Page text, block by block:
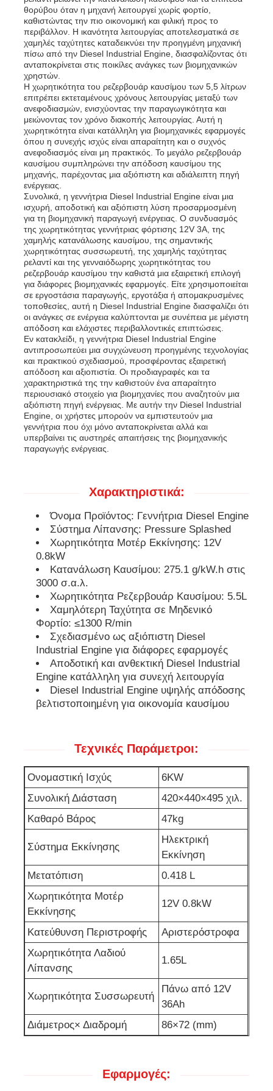
σετ γεννητριών ντίζελ
σύνολο γεννήτριας βενζίνης
Σετ Γεννήτριας Inverter
Φορητό σύνολο γεννήτριας
Σετ βιομηχανικής γεννήτριας
Σετ ψηφιακής γεννήτριας
Δημιουργός ανοιχτού πλαισίου
soundproof σύνολο γεννητριών
γεννήτρια εγχώριας χρήσης
Σύνολο γεννητριών θόλων
Γεννήτρια χαμηλού θορύβου
Συντήρηση Γεννητριών
Σετ γεννήτριας συγκόλλησης
μηχανή diesel γεννητριών
αντλία αποχέτευσης
θορύβου όταν η μηχανή λειτουργεί χωρίς φορτίο,
καθιστώντας την πιο οικονομική και φιλική προς το
περιβάλλον. Η ικανότητα λειτουργίας αποτελεσματικά σε
χαμηλές ταχύτητες καταδεικνύει την προηγμένη μηχανική
πίσω από την Diesel Industrial Engine, διασφαλίζοντας ότι
ανταποκρίνεται στις ποικίλες ανάγκες των βιομηχανικών
χρηστών.
Η χωρητικότητα του ρεζερβουάρ καυσίμου των 5,5 λίτρων
επιτρέπει εκτεταμένους χρόνους λειτουργίας μεταξύ των
ανεφοδιασμών, ενισχύοντας την παραγωγικότητα και
μειώνοντας τον χρόνο διακοπής λειτουργίας. Αυτή η
χωρητικότητα είναι κατάλληλη για βιομηχανικές εφαρμογές
όπου η συνεχής ισχύς είναι απαραίτητη και ο συχνός
ανεφοδιασμός είναι μη πρακτικός. Το μεγάλο ρεζερβουάρ
καυσίμου συμπληρώνει την απόδοση καυσίμου της
μηχανής, παρέχοντας μια αξιόπιστη και αδιάλειπτη πηγή
ενέργειας.
Συνολικά, η γεννήτρια Diesel Industrial Engine είναι μια
ισχυρή, αποδοτική και αξιόπιστη λύση προσαρμοσμένη
για τη βιομηχανική παραγωγή ενέργειας. Ο συνδυασμός
της χωρητικότητας γεννήτριας φόρτισης 12V 3A, της
χαμηλής κατανάλωσης καυσίμου, της σημαντικής
χωρητικότητας συσσωρευτή, της χαμηλής ταχύτητας
ρελαντί και της γενναιόδωρης χωρητικότητας του
ρεζερβουάρ καυσίμου την καθιστά μια εξαιρετική επιλογή
για διάφορες βιομηχανικές εφαρμογές. Είτε χρησιμοποιείται
σε εργοστάσια παραγωγής, εργοτάξια ή απομακρυσμένες
τοποθεσίες, αυτή η Diesel Industrial Engine διασφαλίζει ότι
οι ανάγκες σε ενέργεια καλύπτονται με συνέπεια με μέγιστη
απόδοση και ελάχιστες περιβαλλοντικές επιπτώσεις.
Εν κατακλείδι, η γεννήτρια Diesel Industrial Engine
αντιπροσωπεύει μια συγχώνευση προηγμένης τεχνολογίας
και πρακτικού σχεδιασμού, προσφέροντας εξαιρετική
απόδοση και αξιοπιστία. Οι προδιαγραφές και τα
χαρακτηριστικά της την καθιστούν ένα απαραίτητο
περιουσιακό στοιχείο για βιομηχανίες που αναζητούν μια
αξιόπιστη πηγή ενέργειας. Με αυτήν την Diesel Industrial
Engine, οι χρήστες μπορούν να εμπιστευτούν μια
γεννήτρια που όχι μόνο ανταποκρίνεται αλλά και
υπερβαίνει τις αυστηρές απαιτήσεις της βιομηχανικής
παραγωγής ενέργειας.
Χαρακτηριστικά:
Όνομα Προϊόντος: Γεννήτρια Diesel Engine
Σύστημα Λίπανσης: Pressure Splashed
Χωρητικότητα Μοτέρ Εκκίνησης: 12V
0.8kW
Κατανάλωση Καυσίμου: 275.1 g/kW.h στις
3000 σ.α.λ.
Χωρητικότητα Ρεζερβουάρ Καυσίμου: 5.5L
Χαμηλότερη Ταχύτητα σε Μηδενικό
Φορτίο: ≤1300 R/min
Σχεδιασμένο ως αξιόπιστη Diesel
Industrial Engine για διάφορες εφαρμογές
Αποδοτική και ανθεκτική Diesel Industrial
Engine κατάλληλη για συνεχή λειτουργία
Diesel Industrial Engine υψηλής απόδοσης
βελτιστοποιημένη για οικονομία καυσίμου
Τεχνικές Παράμετροι:
Ονομαστική Ισχύς
6KW
Συνολική Διάσταση
420×440×495 χιλ.
Καθαρό Βάρος
47kg
Σύστημα Εκκίνησης
Ηλεκτρική
Εκκίνηση
Μετατόπιση
0.418 L
Χωρητικότητα Μοτέρ
Εκκίνησης
12V 0.8kW
Κατεύθυνση Περιστροφής
Αριστερόστροφα
Χωρητικότητα Λαδιού
Λίπανσης
1.65L
Χωρητικότητα Συσσωρευτή
Πάνω από 12V
36Ah
Διάμετρος× Διαδρομή
86×72 (mm)
Εφαρμογές: